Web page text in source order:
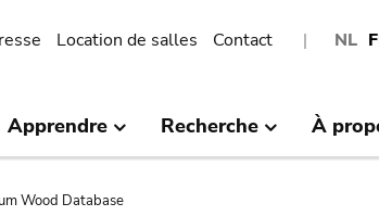
NL
Location de salles Contact
Apprendre Recherche À
Wood Database